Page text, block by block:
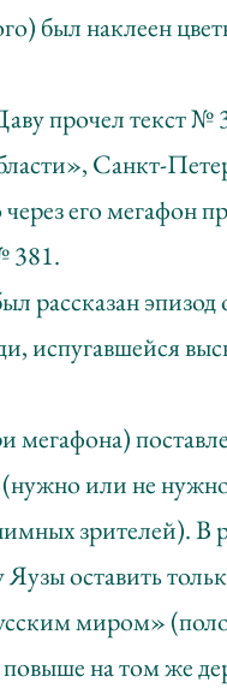
был наклеен
прочел текст №
Санкт-
его мегафон
381.
рассказан эпизод
испугавшейся
мегафона)
или не
зрителей). В
оставить
миром»
на том же